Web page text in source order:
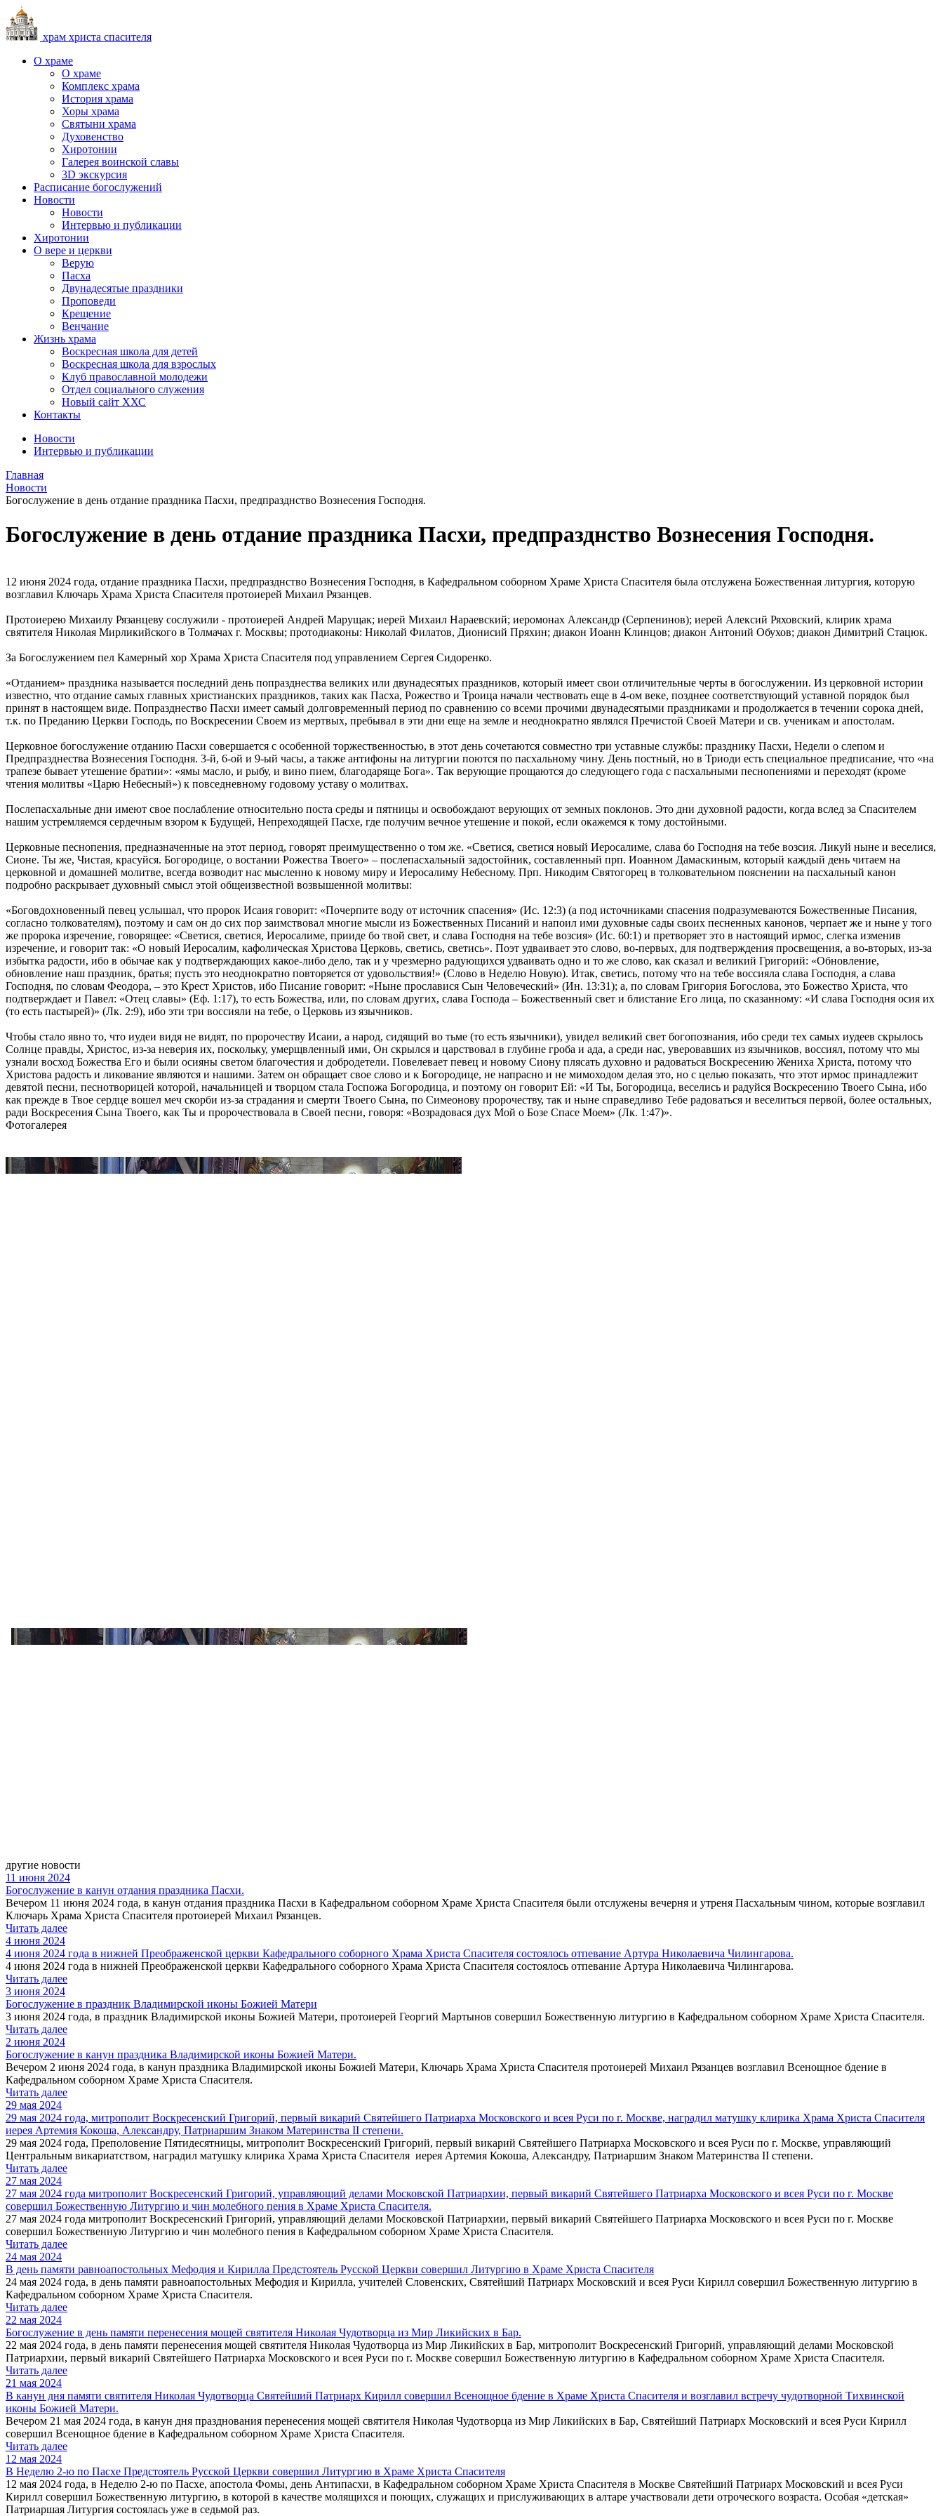
храм христа спасителя
О храме
О храме
Комплекс храма
История храма
Хоры храма
Святыни храма
Духовенство
Хиротонии
Галерея воинской славы
3D экскурсия
Расписание богослужений
Новости
Новости
Интервью и публикации
Хиротонии
О вере и церкви
Верую
Пасха
Двунадесятые праздники
Проповеди
Крещение
Венчание
Жизнь храма
Воскресная школа для детей
Воскресная школа для взрослых
Клуб православной молодежи
Отдел социального служения
Новый сайт ХХС
Контакты
Новости
Интервью и публикации
Главная
Новости
Богослужение в день отдание праздника Пасхи, предпразднство Вознесения Господня.
Богослужение в день отдание праздника Пасхи, предпразднство Вознесения Господня.
12 июня 2024 года, отдание праздника Пасхи, предпразднство Вознесения Господня, в Кафедральном соборном Храме Христа Спасителя была отслужена Божественная литургия, которую
возглавил Ключарь Храма Христа Спасителя протоиерей Михаил Рязанцев.
Протоиерею Михаилу Рязанцеву сослужили - протоиерей Андрей Марущак; иерей Михаил Нараевский; иеромонах Александр (Серпенинов); иерей Алексий Ряховский, клирик храма
святителя Николая Мирликийского в Толмачах г. Москвы; протодиаконы: Николай Филатов, Дионисий Пряхин; диакон Иоанн Клинцов; диакон Антоний Обухов; диакон Димитрий Стацюк.
За Богослужением пел Камерный хор Храма Христа Спасителя под управлением Сергея Сидоренко.
«Отданием» праздника называется последний день попразднества великих или двунадесятых праздников, который имеет свои отличительные черты в богослужении. Из церковной истории
известно, что отдание самых главных христианских праздников, таких как Пасха, Рожество и Троица начали чествовать еще в 4-ом веке, позднее соответствующий уставной порядок был
принят в настоящем виде. Попразднество Пасхи имеет самый долговременный период по сравнению со всеми прочими двунадесятыми праздниками и продолжается в течении сорока дней,
т.к. по Преданию Церкви Господь, по Воскресении Своем из мертвых, пребывал в эти дни еще на земле и неоднократно являлся Пречистой Своей Матери и св. ученикам и апостолам.
Церковное богослужение отданию Пасхи совершается с особенной торжественностью, в этот день сочетаются совместно три уставные службы: празднику Пасхи, Недели о слепом и
Предпразднества Вознесения Господня. 3-й, 6-ой и 9-ый часы, а также антифоны на литургии поются по пасхальному чину. День постный, но в Триоди есть специальное предписание, что «на
трапезе бывает утешение братии»: «ямы масло, и рыбу, и вино пием, благодаряще Бога». Так верующие прощаются до следующего года с пасхальными песнопениями и переходят (кроме
чтения молитвы «Царю Небесный») к повседневному годовому уставу о молитвах.
Послепасхальные дни имеют свое послабление относительно поста среды и пятницы и освобождают верующих от земных поклонов. Это дни духовной радости, когда вслед за Спасителем
нашим устремляемся сердечным взором к Будущей, Непреходящей Пасхе, где получим вечное утешение и покой, если окажемся к тому достойными.
Церковные песнопения, предназначенные на этот период, говорят преимущественно о том же. «Светися, светися новый Иеросалиме, слава бо Господня на тебе возсия. Ликуй ныне и веселися,
Сионе. Ты же, Чистая, красуйся. Богородице, о востании Рожества Твоего» – послепасхальный задостойник, составленный прп. Иоанном Дамаскиным, который каждый день читаем на
церковной и домашней молитве, всегда возводит нас мысленно к новому миру и Иеросалиму Небесному. Прп. Никодим Святогорец в толковательном пояснении на пасхальный канон
подробно раскрывает духовный смысл этой общеизвестной возвышенной молитвы:
«Боговдохновенный певец услышал, что пророк Исаия говорит: «Почерпите воду от источник спасения» (Ис. 12:3) (а под источниками спасения подразумеваются Божественные Писания,
согласно толкователям), поэтому и сам он до сих пор заимствовал многие мысли из Божественных Писаний и напоил ими духовные сады своих песненных канонов, черпает же и ныне у того
же пророка изречение, говорящее: «Светися, светися, Иеросалиме, прииде бо твой свет, и слава Господня на тебе возсия» (Ис. 60:1) и претворяет это в настоящий ирмос, слегка изменив
изречение, и говорит так: «О новый Иеросалим, кафолическая Христова Церковь, светись, светись». Поэт удваивает это слово, во-первых, для подтверждения просвещения, а во-вторых, из-за
избытка радости, ибо в обычае как у подтверждающих какое-либо дело, так и у чрезмерно радующихся удваивать одно и то же слово, как сказал и великий Григорий: «Обновление,
обновление наш праздник, братья; пусть это неоднократно повторяется от удовольствия!» (Слово в Неделю Новую). Итак, светись, потому что на тебе воссияла слава Господня, а слава
Господня, по словам Феодора, – это Крест Христов, ибо Писание говорит: «Ныне прославися Сын Человеческий» (Ин. 13:31); а, по словам Григория Богослова, это Божество Христа, что
подтверждает и Павел: «Отец славы» (Еф. 1:17), то есть Божества, или, по словам других, слава Господа – Божественный свет и блистание Его лица, по сказанному: «И слава Господня осия их
(то есть пастырей)» (Лк. 2:9), ибо эти три воссияли на тебе, о Церковь из язычников.
Чтобы стало явно то, что иудеи видя не видят, по пророчеству Исаии, а народ, сидящий во тьме (то есть язычники), увидел великий свет богопознания, ибо среди тех самых иудеев скрылось
Солнце правды, Христос, из-за неверия их, поскольку, умерщвленный ими, Он скрылся и царствовал в глубине гроба и ада, а среди нас, уверовавших из язычников, воссиял, потому что мы
узнали восход Божества Его и были осияны светом благочестия и добродетели. Повелевает певец и новому Сиону плясать духовно и радоваться Воскресению Жениха Христа, потому что
Христова радость и ликование являются и нашими. Затем он обращает свое слово и к Богородице, не напрасно и не мимоходом делая это, но с целью показать, что этот ирмос принадлежит
девятой песни, песнотворицей которой, начальницей и творцом стала Госпожа Богородица, и поэтому он говорит Ей: «И Ты, Богородица, веселись и радуйся Воскресению Твоего Сына, ибо
как прежде в Твое сердце вошел меч скорби из-за страдания и смерти Твоего Сына, по Симеонову пророчеству, так и ныне справедливо Тебе радоваться и веселиться первой, более остальных,
ради Воскресения Сына Твоего, как Ты и пророчествовала в Своей песни, говоря: «Возрадовася дух Мой о Бозе Спасе Моем» (Лк. 1:47)».
Фотогалерея
другие новости
11 июня 2024
Богослужение в канун отдания праздника Пасхи.
Вечером 11 июня 2024 года, в канун отдания праздника Пасхи в Кафедральном соборном Храме Христа Спасителя были отслужены вечерня и утреня Пасхальным чином, которые возглавил
Ключарь Храма Христа Спасителя протоиерей Михаил Рязанцев.
Читать далее
4 июня 2024
4 июня 2024 года в нижней Преображенской церкви Кафедрального соборного Храма Христа Спасителя состоялось отпевание Артура Николаевича Чилингарова.
4 июня 2024 года в нижней Преображенской церкви Кафедрального соборного Храма Христа Спасителя состоялось отпевание Артура Николаевича Чилингарова.
Читать далее
3 июня 2024
Богослужение в праздник Владимирской иконы Божией Матери
3 июня 2024 года, в праздник Владимирской иконы Божией Матери, протоиерей Георгий Мартынов совершил Божественную литургию в Кафедральном cоборном Храме Христа Спасителя.
Читать далее
2 июня 2024
Богослужение в канун праздника Владимирской иконы Божией Матери.
Вечером 2 июня 2024 года, в канун праздника Владимирской иконы Божией Матери, Ключарь Храма Христа Спасителя протоиерей Михаил Рязанцев возглавил Всенощное бдение в
Кафедральном cоборном Храме Христа Спасителя.
Читать далее
29 мая 2024
29 мая 2024 года, митрополит Воскресенский Григорий, первый викарий Святейшего Патриарха Московского и всея Руси по г. Москве, наградил матушку клирика Храма Христа Спасителя
иерея Артемия Кокоша, Александру, Патриаршим Знаком Материнства II степени.
29 мая 2024 года, Преполовение Пятидесятницы, митрополит Воскресенский Григорий, первый викарий Святейшего Патриарха Московского и всея Руси по г. Москве, управляющий
Центральным викариатством, наградил матушку клирика Храма Христа Спасителя иерея Артемия Кокоша, Александру, Патриаршим Знаком Материнства II степени.
Читать далее
27 мая 2024
27 мая 2024 года митрополит Воскресенский Григорий, управляющий делами Московской Патриархии, первый викарий Святейшего Патриарха Московского и всея Руси по г. Москве
совершил Божественную Литургию и чин молебного пения в Храме Христа Спасителя.
27 мая 2024 года митрополит Воскресенский Григорий, управляющий делами Московской Патриархии, первый викарий Святейшего Патриарха Московского и всея Руси по г. Москве
совершил Божественную Литургию и чин молебного пения в Кафедральном соборном Храме Христа Спасителя.
Читать далее
24 мая 2024
В день памяти равноапостольных Мефодия и Кирилла Предстоятель Русской Церкви совершил Литургию в Храме Христа Спасителя
24 мая 2024 года, в день памяти равноапостольных Мефодия и Кирилла, учителей Словенских, Святейший Патриарх Московский и всея Руси Кирилл совершил Божественную литургию в
Кафедральном соборном Храме Христа Спасителя.
Читать далее
22 мая 2024
Богослужение в день памяти перенесения мощей святителя Николая Чудотворца из Мир Ликийских в Бар.
22 мая 2024 года, в день памяти перенесения мощей святителя Николая Чудотворца из Мир Ликийских в Бар, митрополит Воскресенский Григорий, управляющий делами Московской
Патриархии, первый викарий Святейшего Патриарха Московского и всея Руси по г. Москве совершил Божественную литургию в Кафедральном соборном Храме Христа Спасителя.
Читать далее
21 мая 2024
В канун дня памяти святителя Николая Чудотворца Святейший Патриарх Кирилл совершил Всенощное бдение в Храме Христа Спасителя и возглавил встречу чудотворной Тихвинской
иконы Божией Матери.
Вечером 21 мая 2024 года, в канун дня празднования перенесения мощей святителя Николая Чудотворца из Мир Ликийских в Бар, Святейший Патриарх Московский и всея Руси Кирилл
совершил Всенощное бдение в Кафедральном соборном Храме Христа Спасителя.
Читать далее
12 мая 2024
В Неделю 2-ю по Пасхе Предстоятель Русской Церкви совершил Литургию в Храме Христа Спасителя
12 мая 2024 года, в Неделю 2-ю по Пасхе, апостола Фомы, день Антипасхи, в Кафедральном соборном Храме Христа Спасителя в Москве Святейший Патриарх Московский и всея Руси
Кирилл совершил Божественную литургию, в которой в качестве молящихся и поющих, служащих и прислуживающих в алтаре участвовали дети отроческого возраста. Особая «детская»
Патриаршая Литургия состоялась уже в седьмой раз.